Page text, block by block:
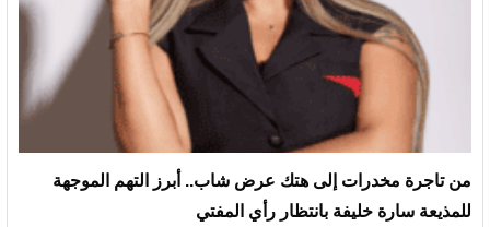
من تاجرة مخدرات إلى هتك عرض شاب.. أبرز التهم الموجهة
للمذيعة سارة خليفة بانتظار رأي المفتي